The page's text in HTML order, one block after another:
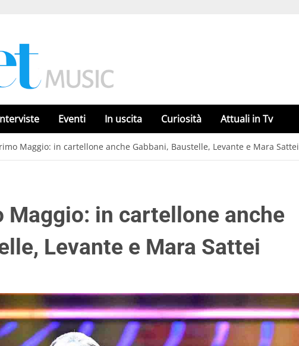
Eventi In uscita Curiosità Attuali in Tv
Maggio: in cartellone anche Gabbani, Baustelle, Levante e Mara Sattei
Maggio: in cartellone anche
Levante e Mara Sattei